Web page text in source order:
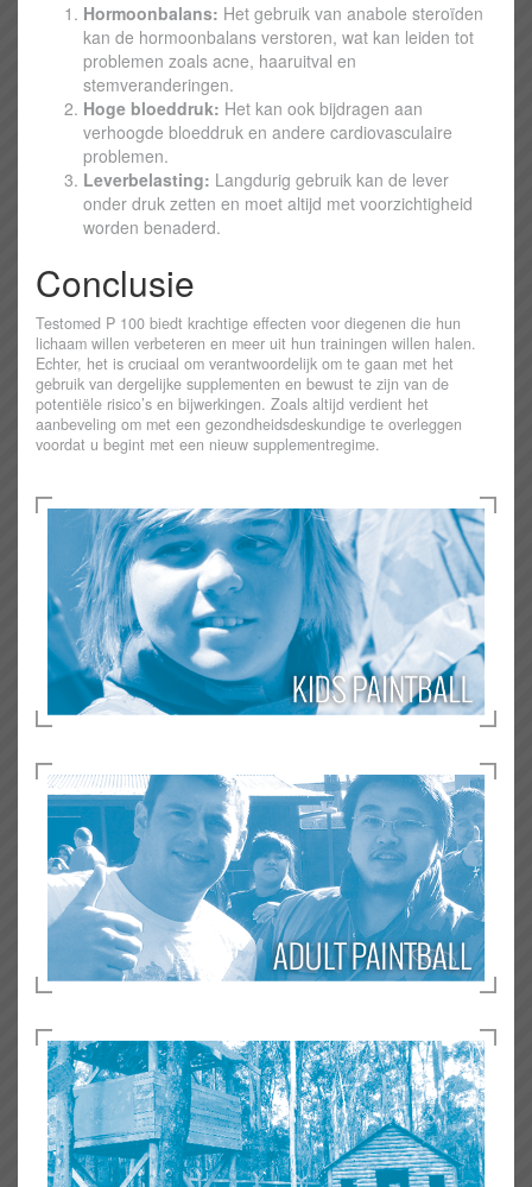
Hormoonbalans: Het gebruik van anabole steroïden
kan de hormoonbalans verstoren, wat kan leiden tot
problemen zoals acne, haaruitval en
stemveranderingen.
Hoge bloeddruk: Het kan ook bijdragen aan
verhoogde bloeddruk en andere cardiovasculaire
problemen.
Leverbelasting: Langdurig gebruik kan de lever
onder druk zetten en moet altijd met voorzichtigheid
worden benaderd.
Conclusie
Testomed P 100 biedt krachtige effecten voor diegenen die hun
lichaam willen verbeteren en meer uit hun trainingen willen halen.
Echter, het is cruciaal om verantwoordelijk om te gaan met het
gebruik van dergelijke supplementen en bewust te zijn van de
potentiële risico’s en bijwerkingen. Zoals altijd verdient het
aanbeveling om met een gezondheidsdeskundige te overleggen
voordat u begint met een nieuw supplementregime.